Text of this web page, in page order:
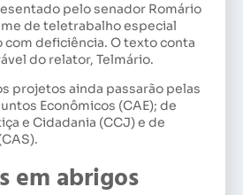
pelo senador Romário
de teletrabalho especial
com deficiência. O texto conta
do relator, Telmário.
projetos ainda passarão pelas
Econômicos (CAE); de
e Cidadania (CCJ) e de
em abrigos